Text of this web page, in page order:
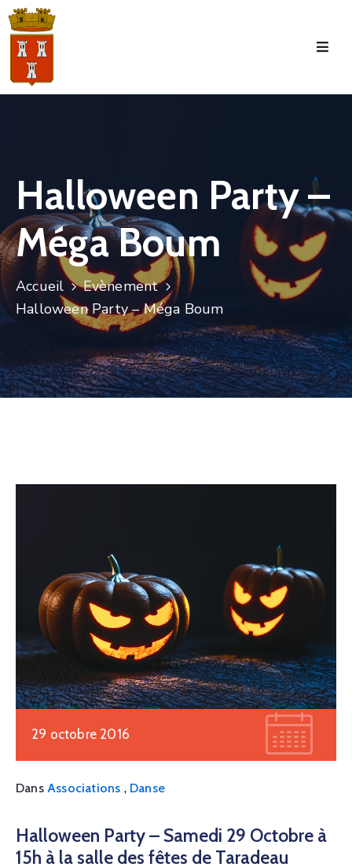
Accueil
Manifestations
Vie
Municipale
Services
Jeunesse
Halloween Party –
Méga Boum
Accueil
Evènement
Halloween Party – Méga Boum
29 octobre 2016
Dans Associations , Danse
Halloween Party – Samedi 29 Octobre à
15h à la salle des fêtes de Taradeau